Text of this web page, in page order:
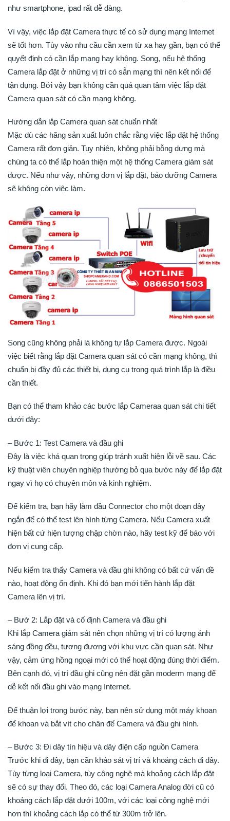
như smartphone, ipad rất dễ dàng.
Vì vậy, việc lắp đặt Camera thực tế có sử dụng mạng Internet
sẽ tốt hơn. Tùy vào nhu cầu cần xem từ xa hay gần, bạn có thể
quyết định có cần lắp mạng hay không. Song, nếu hệ thống
Camera lắp đặt ở những vị trí có sẵn mạng thì nên kết nối để
tận dụng. Bởi vậy bạn không cần quá quan tâm việc lắp đặt
Camera quan sát có cần mạng không.
Hướng dẫn lắp Camera quan sát chuẩn nhất
Mặc dù các hãng sản xuất luôn chắc rằng việc lắp đặt hệ thống
Camera rất đơn giản. Tuy nhiên, không phải bỗng dưng mà
chúng ta có thể lắp hoàn thiện một hệ thống Camera giám sát
được. Nếu như vậy, những đơn vị lắp đặt, bảo dưỡng Camera
sẽ không còn việc làm.
Song cũng không phải là không tự lắp Camera được. Ngoài
việc biết rằng lắp đặt Camera quan sát có cần mạng không, thì
chuẩn bị đầy đủ các thiết bị, dụng cụ trong quá trình lắp là điều
cần thiết.
Bạn có thể tham khảo các bước lắp Cameraa quan sát chi tiết
dưới đây:
– Bước 1: Test Camera và đầu ghi
Đây là việc khá quan trọng giúp tránh xuất hiện lỗi về sau. Các
kỹ thuật viên chuyên nghiệp thường bỏ qua bước này để lắp đặt
ngay vì họ có chuyên môn và kinh nghiệm.
Để kiểm tra, bạn hãy làm đầu Connector cho một đoạn dây
ngắn để có thể test lên hình từng Camera. Nếu Camera xuất
hiện bất cứ hiện tượng chập chờn nào, hãy test kỹ để báo với
đơn vị cung cấp.
Nếu kiểm tra thấy Camera và đầu ghi không có bất cứ vấn đề
nào, hoạt động ổn định. Khi đó bạn mới tiến hành lắp đặt
Camera lên vị trí.
– Bướ 2: Lắp đặt và cố định Camera và đầu ghi
Khi lắp Camera giám sát nên chọn những vị trí có lượng ánh
sáng đồng đều, tương đương với khu vực cần quan sát. Như
vậy, cảm ứng hồng ngoại mới có thể hoạt động đúng thời điểm.
Bên cạnh đó, vị trí đầu ghi cũng nên đặt gần moderm mạng để
dễ kết nối đầu ghi vào mạng Internet.
Để thuận lợi trong bước này, bạn nên sử dụng một máy khoan
để khoan và bắt vít cho chân đế Camera và đầu ghi hình.
– Bước 3: Đi dây tín hiệu và dây điện cấp nguồn Camera
Trước khi đi dây, bạn cần khảo sát vị trí và khoảng cách đi dây.
Tùy từng loại Camera, tùy công nghệ mà khoảng cách lắp đặt
sẽ có sự thay đổi. Theo đó, các loại Camera Analog đời cũ có
khoảng cách lắp đặt dưới 100m, với các loại công nghệ mới
hơn thì khoảng cách lắp có thể từ 300m trở lên.